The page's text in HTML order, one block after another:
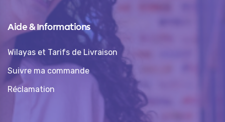
Aide & Informations
Wilayas et Tarifs de Livraison
Suivre ma commande
Réclamation